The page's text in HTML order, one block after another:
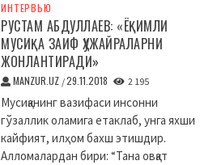
ИНТЕРВЬЮ
РУСТАМ АБДУЛЛАЕВ: «ЁҚИМЛИ
МУСИҚА ЗАИФ ҲУЖАЙРАЛАРНИ
ЖОНЛАНТИРАДИ»
MANZUR.UZ /29.11.2018 2 195
Мусиқанинг вазифаси инсонни
гўзаллик оламига етаклаб, унга яхши
кайфият, илҳом бахш этишдир.
Алломалардан бири: “Тана овқат